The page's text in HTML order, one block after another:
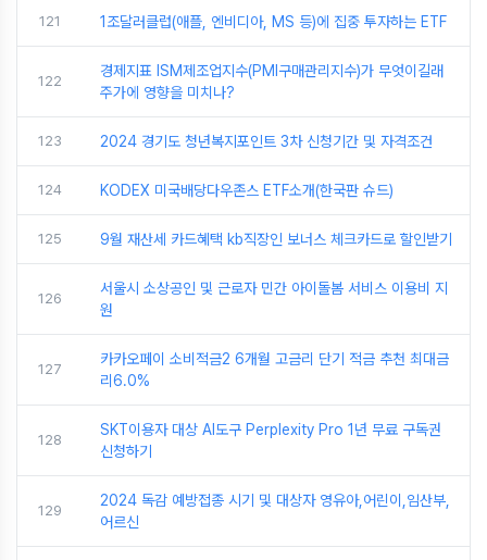
121 1조달러클럽(애플, 엔비디아, MS 등)에 집중 투자하는 ETF
122
경제지표 ISM제조업지수(PMI구매관리지수)가 무엇이길래
주가에 영향을 미치나?
123 2024 경기도 청년복지포인트 3차 신청기간 및 자격조건
124 KODEX 미국배당다우존스 ETF소개(한국판 슈드)
125 9월 재산세 카드혜택 kb직장인 보너스 체크카드로 할인받기
126
서울시 소상공인 및 근로자 민간 아이돌봄 서비스 이용비 지
원
127
카카오페이 소비적금2 6개월 고금리 단기 적금 추천 최대금
리6.0%
128
SKT이용자 대상 AI도구 Perplexity Pro 1년 무료 구독권
신청하기
129
2024 독감 예방접종 시기 및 대상자 영유아,어린이,임산부,
어르신